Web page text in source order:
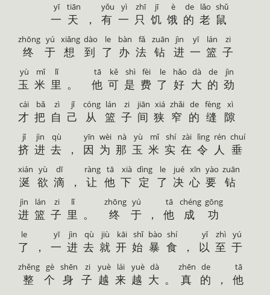
一
yī
天
tiān
， 有
yǒu
一
yì
只
zhī
饥
jī
饿
è
的
de
老
lǎo
鼠
shǔ
终
zhōng
于
yú
想
xiǎng
到
dào
了
le
办
bàn
法
fǎ
钻
zuān
进
jìn
一
yī
篮
lán
子
zi
玉
yù
米
mǐ
里
lǐ
。 他
tā
可
kě
是
shì
费
fèi
了
le
好
hǎo
大
dà
的
de
劲
jìn
才
cái
把
bǎ
自
zì
己
jǐ
从
cóng
篮
lán
子
zi
间
jiān
狭
xiá
窄
zhǎi
的
de
缝
fèng
隙
xì
挤
jǐ
进
jìn
去
qù
， 因
yīn
为
wèi
那
nà
玉
yù
米
mǐ
实
shí
在
zài
令
lìng
人
rén
垂
chuí
涎
xián
欲
yù
滴
dī
， 让
ràng
他
tā
下
xià
定
dìng
了
le
决
jué
心
xīn
要
yào
钻
zuān
进
jìn
篮
lán
子
zi
里
lǐ
。 终
zhōng
于
yú
， 他
tā
成
chéng
功
gōng
了
le
， 一
yī
进
jìn
去
qù
就
jiù
开
kāi
始
shǐ
暴
bào
食
shí
， 以
yǐ
至
zhì
于
yú
整
zhěng
个
gè
身
shēn
子
zi
越
yuè
来
lái
越
yuè
大
dà
。 真
zhēn
的
de
， 他
tā